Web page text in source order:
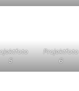
5
Projektfoto
6